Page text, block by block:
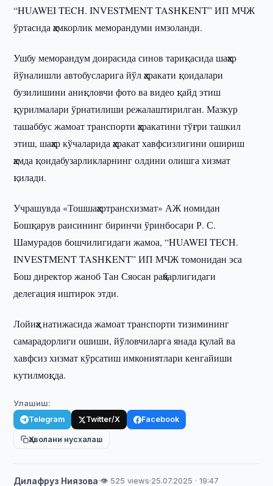
“HUAWEI TECH. INVESTMENT TASHKENT” ИП МЧЖ
ўртасида ҳамкорлик меморандуми имзоланди.
Ушбу меморандум доирасида синов тариқасида шаҳар
йўналишли автобусларига йўл ҳаракати қоидалари
бузилишини аниқловчи фото ва видео қайд этиш
қурилмалари ўрнатилиши режалаштирилган. Мазкур
ташаббус жамоат транспорти ҳаракатини тўғри ташкил
этиш, шаҳар кўчаларида ҳаракат хавфсизлигини ошириш
ҳамда қоидабузарликларнинг олдини олишга хизмат
қилади.
Учрашувда «Тошшаҳартрансхизмат» АЖ номидан
Бошқарув раисининг биринчи ўринбосари Р. С.
Шамурадов бошчилигидаги жамоа, “HUAWEI TECH.
INVESTMENT TASHKENT” ИП МЧЖ томонидан эса
Бош директор жаноб Тан Сяосан раҳбарлигидаги
делегация иштирок этди.
Лойиҳа натижасида жамоат транспорти тизимининг
самарадорлиги ошиши, йўловчиларга янада қулай ва
хавфсиз хизмат кўрсатиш имкониятлари кенгайиши
кутилмоқда.
Улашиш:
Telegram Twitter/X Facebook
Ҳаволани нусхалаш
Дилафруз Ниязова·👁 525 views·25.07.2025 · 19:47